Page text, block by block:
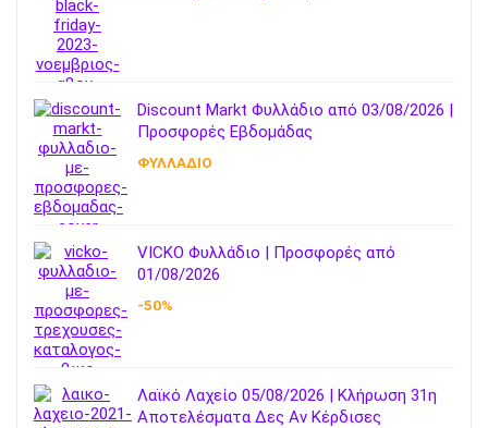
Discount Markt Φυλλάδιο από 03/08/2026 |
Προσφορές Εβδομάδας
ΦΥΛΛΑΔΙΟ
VICKO Φυλλάδιο | Προσφορές από
01/08/2026
-50%
Λαϊκό Λαχείο 05/08/2026 | Κλήρωση 31η
Αποτελέσματα Δες Αν Κέρδισες